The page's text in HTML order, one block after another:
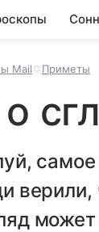
Mail Приметы